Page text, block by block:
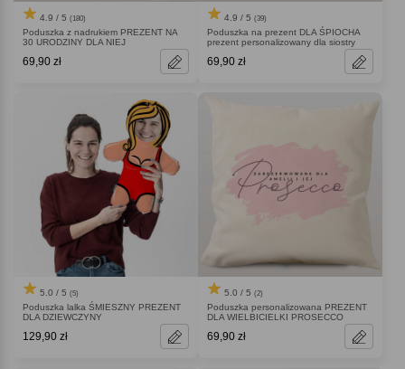
4.9 / 5 (180)
Poduszka z nadrukiem PREZENT NA
30 URODZINY DLA NIEJ
69,90 zł
4.9 / 5 (39)
Poduszka na prezent DLA ŚPIOCHA
prezent personalizowany dla siostry
69,90 zł
5.0 / 5 (5)
Poduszka lalka ŚMIESZNY PREZENT
DLA DZIEWCZYNY
129,90 zł
5.0 / 5 (2)
Poduszka personalizowana PREZENT
DLA WIELBICIELKI PROSECCO
69,90 zł